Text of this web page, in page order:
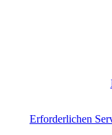
Erforderlichen